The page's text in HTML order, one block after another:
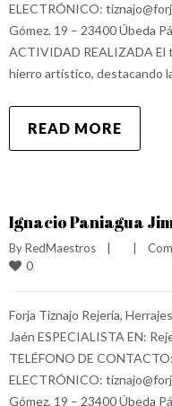
ELECTRÓNICO:
Gómez, 19 – 23400 Úbeda
ACTIVIDAD REALIZADA El
hierro artístico, destacando
READ MORE
Ignacio Paniagua
By RedMaestros
0
Forja Tiznajo Rejería,
Jaén ESPECIALISTA EN:
TELÉFONO DE
ELECTRÓNICO:
Gómez, 19 – 23400 Úbeda